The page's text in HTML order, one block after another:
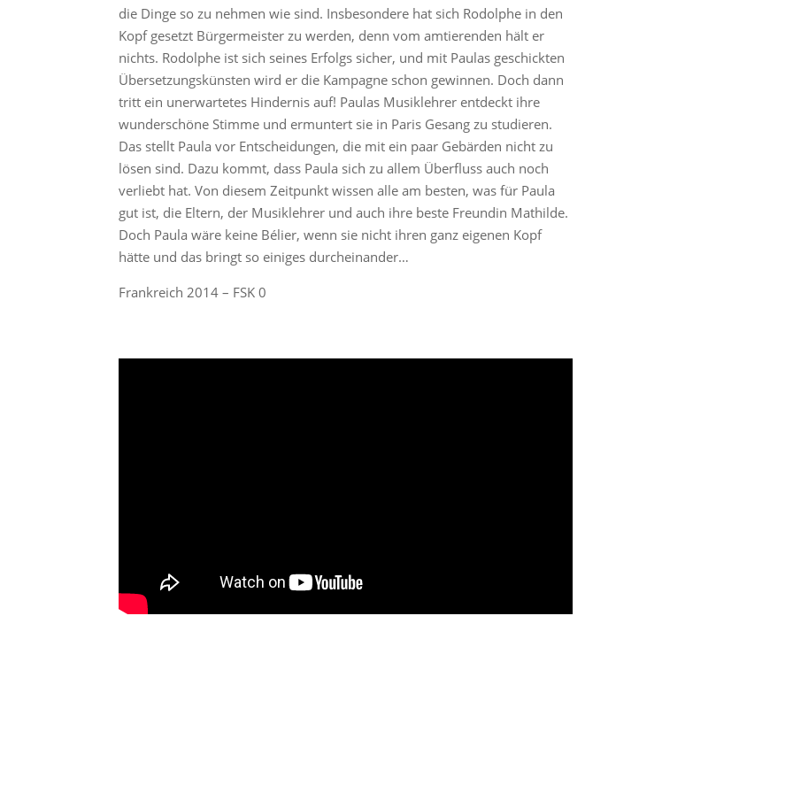
die Dinge so zu nehmen wie sind. Insbesondere hat sich Rodolphe in den
Kopf gesetzt Bürgermeister zu werden, denn vom amtierenden hält er
nichts. Rodolphe ist sich seines Erfolgs sicher, und mit Paulas geschickten
Übersetzungskünsten wird er die Kampagne schon gewinnen. Doch dann
tritt ein unerwartetes Hindernis auf! Paulas Musiklehrer entdeckt ihre
wunderschöne Stimme und ermuntert sie in Paris Gesang zu studieren.
Das stellt Paula vor Entscheidungen, die mit ein paar Gebärden nicht zu
lösen sind. Dazu kommt, dass Paula sich zu allem Überfluss auch noch
verliebt hat. Von diesem Zeitpunkt wissen alle am besten, was für Paula
gut ist, die Eltern, der Musiklehrer und auch ihre beste Freundin Mathilde.
Doch Paula wäre keine Bélier, wenn sie nicht ihren ganz eigenen Kopf
hätte und das bringt so einiges durcheinander…
Frankreich 2014 – FSK 0